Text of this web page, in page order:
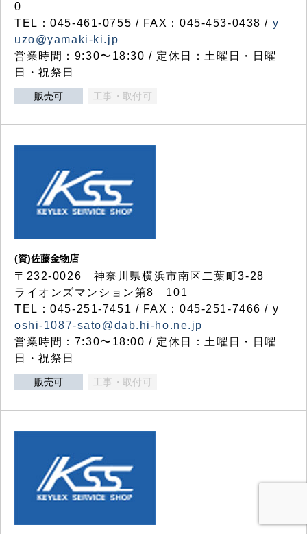
0
TEL：045-461-0755 / FAX：045-453-0438 / y
uzo@yamaki-ki.jp
営業時間：9:30〜18:30 / 定休日：土曜日・日曜
日・祝祭日
販売可 工事・取付可
(資)佐藤金物店
〒232-0026 神奈川県横浜市南区二葉町3-28
ライオンズマンション第8 101
TEL：045-251-7451 / FAX：045-251-7466 / y
oshi-1087-sato@dab.hi-ho.ne.jp
営業時間：7:30〜18:00 / 定休日：土曜日・日曜
日・祝祭日
販売可 工事・取付可